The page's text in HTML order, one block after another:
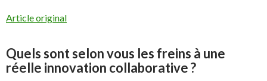
Article original
Quels sont selon vous les freins à une
réelle innovation collaborative ?